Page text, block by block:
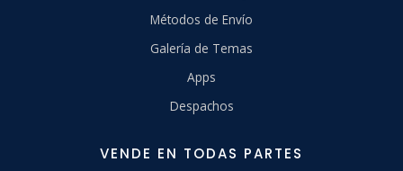
Métodos de Envío
Galería de Temas
Apps
Despachos
VENDE EN TODAS PARTES